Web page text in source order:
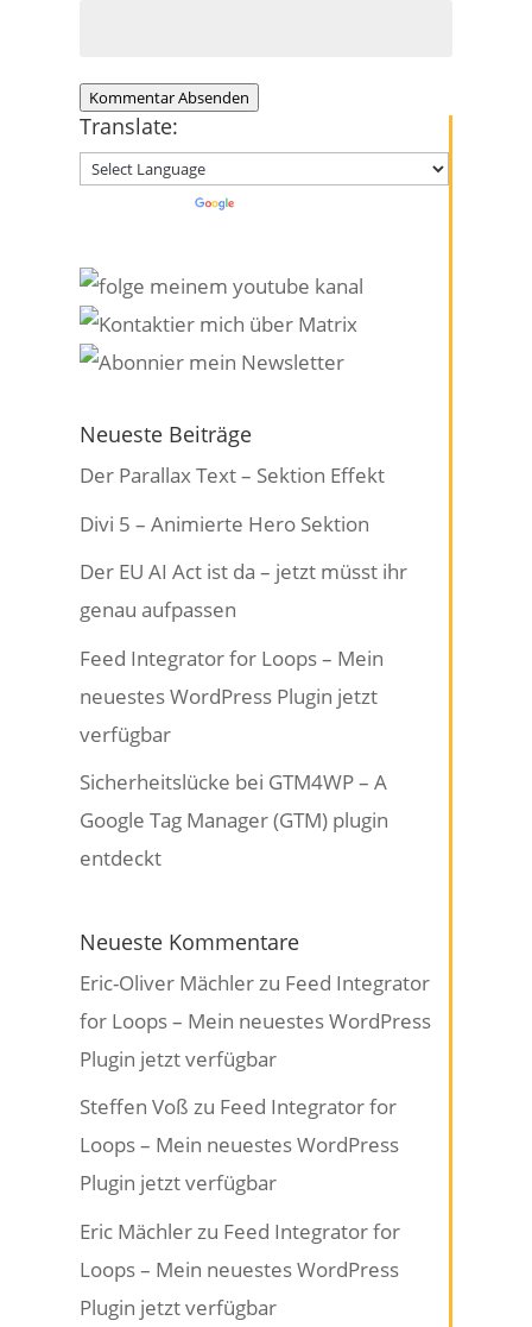
Kommentar Absenden
Translate:
Powered by
Neueste Beiträge
Der Parallax Text – Sektion Effekt
Divi 5 – Animierte Hero Sektion
Der EU AI Act ist da – jetzt müsst ihr
genau aufpassen
Feed Integrator for Loops – Mein
neuestes WordPress Plugin jetzt
verfügbar
Sicherheitslücke bei GTM4WP – A
Google Tag Manager (GTM) plugin
entdeckt
Neueste Kommentare
Eric-Oliver Mächlerzu Feed Integrator
for Loops – Mein neuestes WordPress
Plugin jetzt verfügbar
Steffen Voß zu Feed Integrator for
Loops – Mein neuestes WordPress
Plugin jetzt verfügbar
Eric Mächlerzu Feed Integrator for
Loops – Mein neuestes WordPress
Plugin jetzt verfügbar